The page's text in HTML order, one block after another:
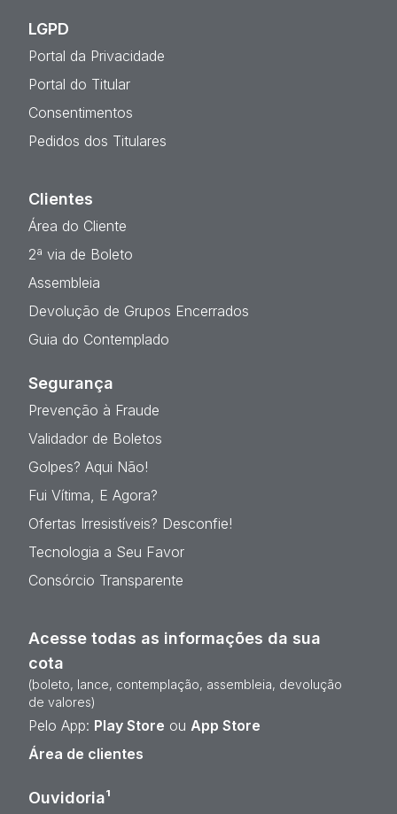
LGPD
Portal da Privacidade
Portal do Titular
Consentimentos
Pedidos dos Titulares
Clientes
Área do Cliente
2ª via de Boleto
Assembleia
Devolução de Grupos Encerrados
Guia do Contemplado
Segurança
Prevenção à Fraude
Validador de Boletos
Golpes? Aqui Não!
Fui Vítima, E Agora?
Ofertas Irresistíveis? Desconfie!
Tecnologia a Seu Favor
Consórcio Transparente
Acesse todas as informações da sua
cota
(boleto, lance, contemplação, assembleia, devolução
de valores)
Pelo App: Play Store ou App Store
Área de clientes
Ouvidoria¹